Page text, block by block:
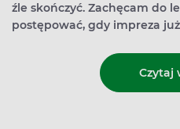
źle skończyć. Zachęcam do
postępować, gdy impreza
Czytaj